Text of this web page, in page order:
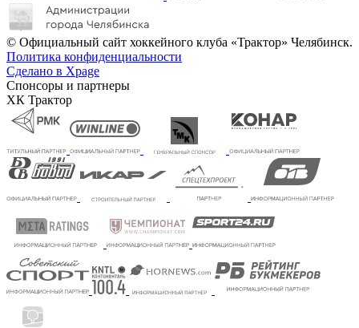
© Официальный сайт хоккейного клуба «Трактор» Челябинск.
Политика конфиденциальности
Сделано в Xpage
Спонсоры и партнеры
ХК Трактор